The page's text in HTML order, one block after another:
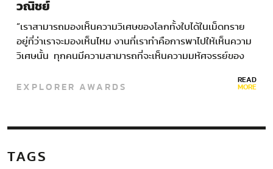
วณิชย์
“เราสามารถมองเห็นความวิเศษของโลกทั้งใบได้ในเม็ดทราย
อยู่ที่ว่าเราจะมองเห็นไหม งานที่เราทำคือการพาไปให้เห็นความ
วิเศษนั้น ทุกคนมีความสามารถที่จะเห็นความมหัศจรรย์ของ
EXPLORER AWARDS READ
MORE
TAGS